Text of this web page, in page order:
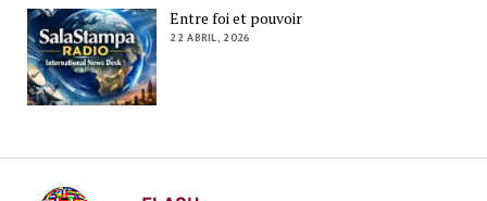
Entre foi et pouvoir
22 ABRIL, 2026